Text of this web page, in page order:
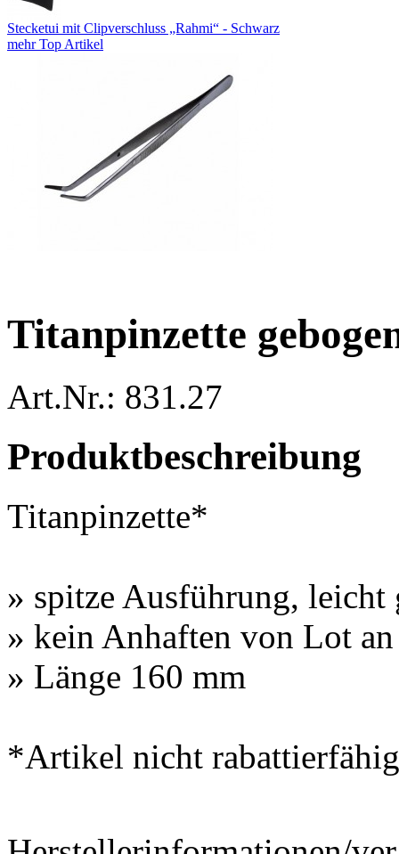
Stecketui mit Clipverschluss „Rahmi“ - Schwarz
mehr Top Artikel
Titanpinzette
Art.Nr.: 831.27
Produktbeschreibung
Titanpinzette*
» spitze Ausführung, leicht
» kein Anhaften von Lot
» Länge 160 mm
*Artikel nicht rabattierfähig